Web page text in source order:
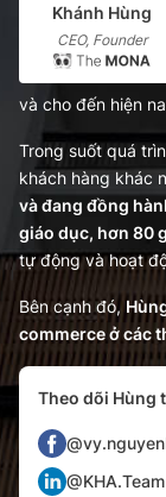
Khánh Hùng
CEO, Founder
và cho đến hiện
Trong suốt quá
khách hàng khác
và đang đồng
giáo dục, hơn 80
tự động và hoạt
Bên cạnh đó,
commerce ở các
Theo dõi Hùng
@KHA.Team